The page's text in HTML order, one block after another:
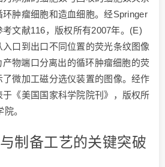
肿瘤细胞和造血细胞。经Springer
文献116，版权所有2007年。(E)
口到出口不同位置的荧光条纹图像
产物端口分离出的循环肿瘤细胞的荧
微加工磁分选仪装置的图像。经作
《美国国家科学院院刊》，版权所
。
制备工艺的关键突破